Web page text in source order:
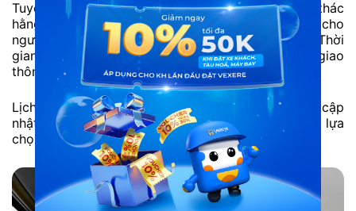
Tuyến xe Phương Trang đi Bến Tre được khai thác
hằng ngày với nhiều khung giờ khác nhau, phù hợp cho
người đi công tác, về quê hoặc du lịch ngắn ngày. Thời
gian di chuyển có thể thay đổi tùy tình hình giao
thông.
Lịch xe, giờ xuất bến và tình trạng chỗ trống được cập
nhật mới nhất khi đặt vé, giúp hành khách dễ dàng lựa
chọn chuyến phù hợp.